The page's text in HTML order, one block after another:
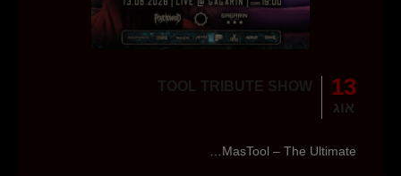
13
אוג
TOOL TRIBUTE SHOW
MasTool – The Ultimate…